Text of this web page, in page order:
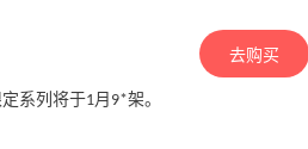
去购买
系列将于1月9*架。